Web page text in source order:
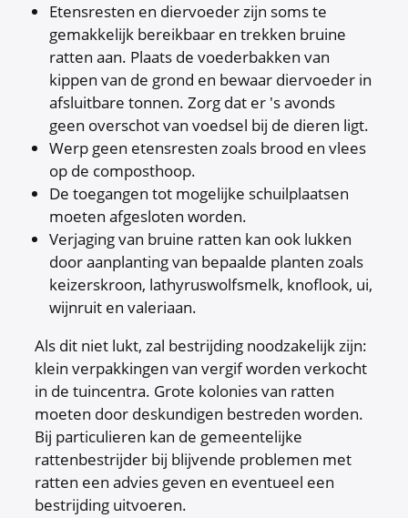
Etensresten en diervoeder zijn soms te
gemakkelijk bereikbaar en trekken bruine
ratten aan. Plaats de voederbakken van
kippen van de grond en bewaar diervoeder in
afsluitbare tonnen. Zorg dat er 's avonds
geen overschot van voedsel bij de dieren ligt.
Werp geen etensresten zoals brood en vlees
op de composthoop.
De toegangen tot mogelijke schuilplaatsen
moeten afgesloten worden.
Verjaging van bruine ratten kan ook lukken
door aanplanting van bepaalde planten zoals
keizerskroon, lathyruswolfsmelk, knoflook, ui,
wijnruit en valeriaan.
Als dit niet lukt, zal bestrijding noodzakelijk zijn:
klein verpakkingen van vergif worden verkocht
in de tuincentra. Grote kolonies van ratten
moeten door deskundigen bestreden worden.
Bij particulieren kan de gemeentelijke
rattenbestrijder bij blijvende problemen met
ratten een advies geven en eventueel een
bestrijding uitvoeren.